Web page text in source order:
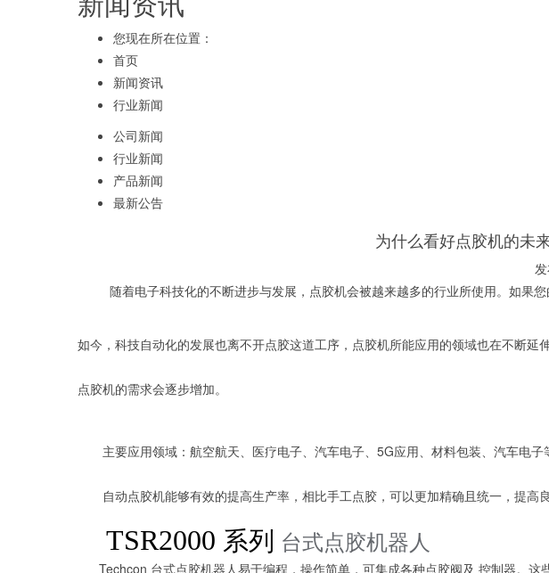
您现在所在位置：
首页
新闻资讯
行业新闻
公司新闻
行业新闻
产品新闻
最新公告
为什么看好点胶机的未
随着电子科技化的不断进步与发展，点胶机会被越来越多的行业所使用。如果您
如今，科技自动化的发展也离不开点胶这道工序，点胶机所能应用的领域也在不断延
点胶机的需求会逐步增加。
主要应用领域：航空航天、医疗电子、汽车电子、5G应用、材料包装、汽车电子
自动点胶机能够有效的提高生产率，相比手工点胶，可以更加精确且统一，提高良
TSR2000 系列 台式点胶机器人
Techcon 台式点胶机器人易于编程，操作简单，可集成各种点胶阀及 控制器。这